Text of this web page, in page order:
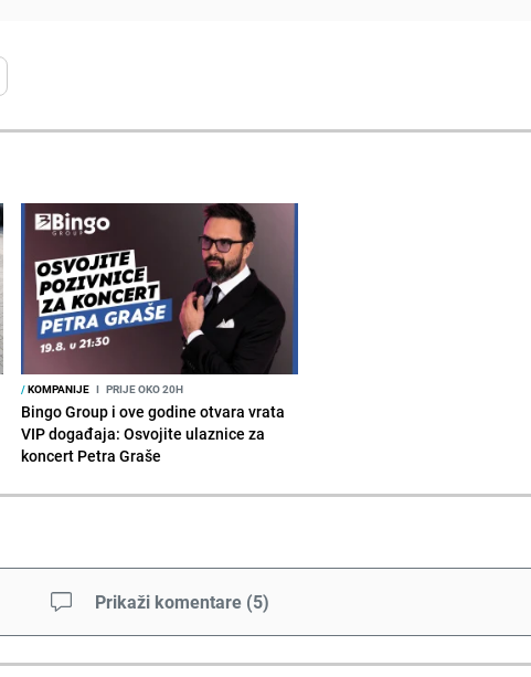
/KOMPANIJE I PRIJE OKO 20H
Bingo Group i ove godine otvara vrata
VIP događaja: Osvojite ulaznice za
koncert Petra Graše
Prikaži komentare (5)